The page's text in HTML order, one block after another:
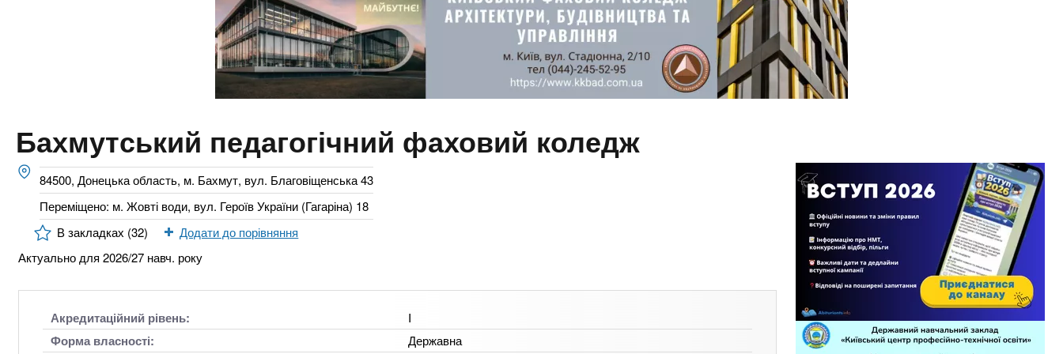
.
i
n
f
o
а
д
Бахмутський педагогічний фаховий коледж
84500, Донецька область, м. Бахмут, вул. Благовіщенська 43
Переміщено: м. Жовті води, вул. Героїв України (Гагаріна) 18
В закладках (32)
Додати до порівняння
Актуально для 2026/27 навч. року
Акредитаційний рівень: I
Форма власності: Державна